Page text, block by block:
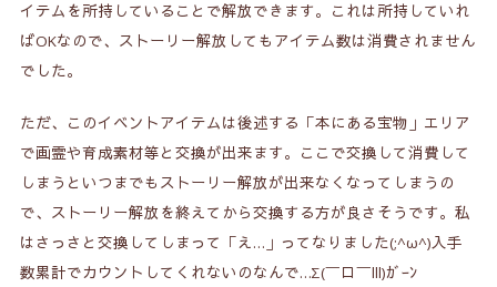
イテムを所持していることで解放できます。これは所持していれ
ばOKなので、ストーリー解放してもアイテム数は消費されません
でした。
ただ、このイベントアイテムは後述する 「本にある宝物」 エリア
で画霊や育成素材等と交換が出来ます。ここで交換して消費して
しまうといつまでもストーリー解放が出来なくなってしまうの
で、ストーリー解放を終えてから交換する方が良さそうです。私
はさっさと交換してしまって「え…」ってなりました(;^ω^)入手
数累計でカウントしてくれないのなんで…Σ(￣ロ￣lll)ｶﾞｰﾝ